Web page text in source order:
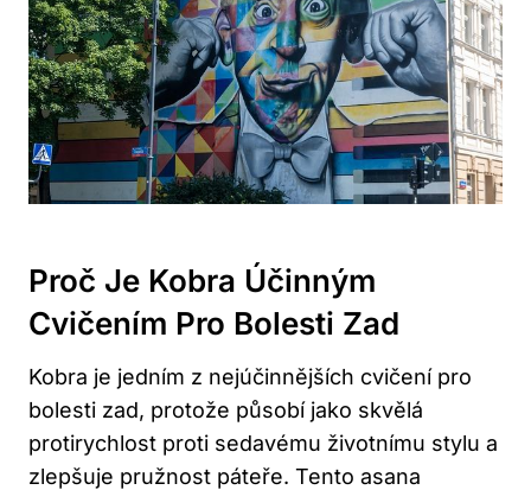
Proč Je Kobra Účinným
Cvičením Pro Bolesti Zad
Kobra je jedním z nejúčinnějších cvičení pro
bolesti zad, protože působí jako skvělá
protirychlost proti sedavému životnímu stylu a
zlepšuje pružnost páteře. Tento asana